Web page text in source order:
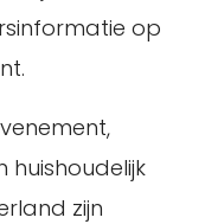
op
zijn